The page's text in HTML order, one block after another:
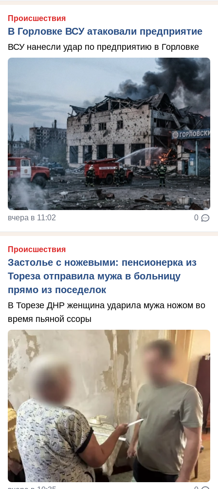
Происшествия
В Горловке ВСУ атаковали предприятие
ВСУ нанесли удар по предприятию в Горловке
вчера в 11:02 0
Происшествия
Застолье с ножевыми: пенсионерка из
Тореза отправила мужа в больницу
прямо из поседелок
В Торезе ДНР женщина ударила мужа ножом во
время пьяной ссоры